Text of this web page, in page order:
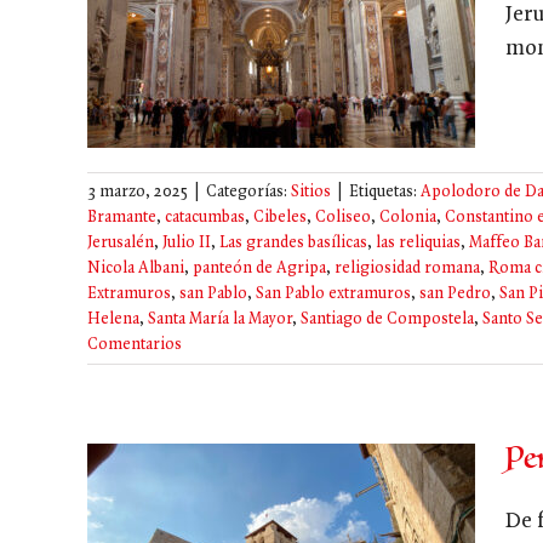
3 marzo, 2025 Categorías: Sitios Etiquetas: Apolodoro de
Bramante, catacumbas, Cibeles, Coliseo, Colonia, Constantino
Jerusalén, Julio II, Las grandes basílicas, las reliquias, Maffeo
Nicola Albani, panteón de Agripa, religiosidad romana, Roma
Extramuros, san Pablo, San Pablo extramuros, san Pedro, San
Helena, Santa María la Mayor, Santiago de Compostela, Santo
Comentarios
De